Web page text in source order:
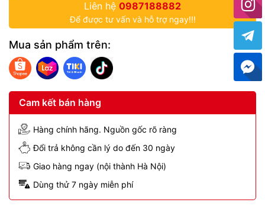
Liên hệ 0987188882
Để được tư vấn và hỗ trợ ngay!!!
Mua sản phẩm trên:
Cam kết bán hàng
Hàng chính hãng. Nguồn gốc rõ ràng
Đổi trả không cần lý do đến 30 ngày
Giao hàng ngay (nội thành Hà Nội)
Dùng thử 7 ngày miễn phí